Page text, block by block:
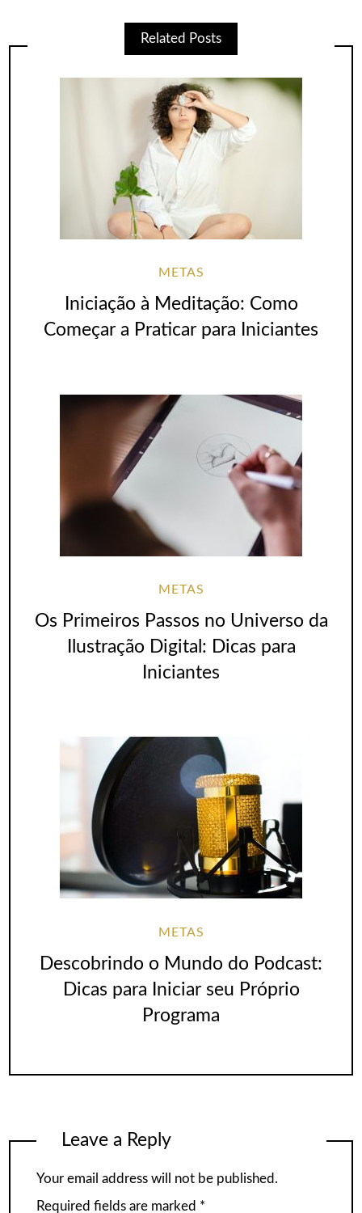
Related Posts
METAS
Iniciação à Meditação: Como
Começar a Praticar para Iniciantes
METAS
Os Primeiros Passos no Universo da
Ilustração Digital: Dicas para
Iniciantes
METAS
Descobrindo o Mundo do Podcast:
Dicas para Iniciar seu Próprio
Programa
Leave a Reply
Your email address will not be published.
Required fields are marked *